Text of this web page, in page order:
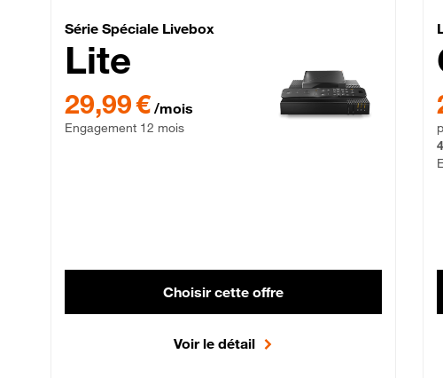
Série Spéciale Livebox
Série Spéciale Livebox
Lite
29,99 € par mois , Engagement 12 mois
29,99 € /mois
Engagement 12 mois
Choisir cette offre
Voir le détail